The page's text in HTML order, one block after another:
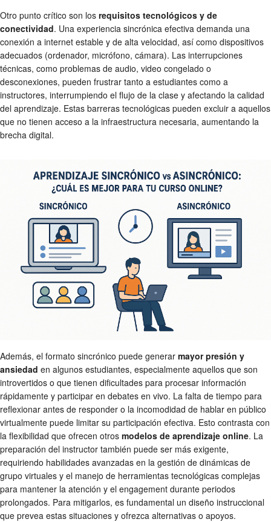
Otro punto crítico son los requisitos tecnológicos y de
conectividad. Una experiencia sincrónica efectiva demanda una
conexión a internet estable y de alta velocidad, así como dispositivos
adecuados (ordenador, micrófono, cámara). Las interrupciones
técnicas, como problemas de audio, video congelado o
desconexiones, pueden frustrar tanto a estudiantes como a
instructores, interrumpiendo el flujo de la clase y afectando la calidad
del aprendizaje. Estas barreras tecnológicas pueden excluir a aquellos
que no tienen acceso a la infraestructura necesaria, aumentando la
brecha digital.
Además, el formato sincrónico puede generar mayor presión y
ansiedad en algunos estudiantes, especialmente aquellos que son
introvertidos o que tienen dificultades para procesar información
rápidamente y participar en debates en vivo. La falta de tiempo para
reflexionar antes de responder o la incomodidad de hablar en público
virtualmente puede limitar su participación efectiva. Esto contrasta con
la flexibilidad que ofrecen otros modelos de aprendizaje online. La
preparación del instructor también puede ser más exigente,
requiriendo habilidades avanzadas en la gestión de dinámicas de
grupo virtuales y el manejo de herramientas tecnológicas complejas
para mantener la atención y el engagement durante periodos
prolongados. Para mitigarlos, es fundamental un diseño instruccional
que prevea estas situaciones y ofrezca alternativas o apoyos.